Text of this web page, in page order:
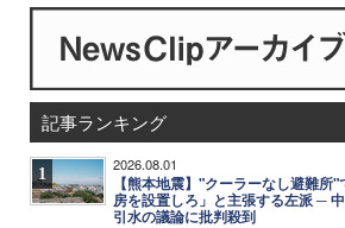
記事ランキング
1 2026.08.01
【熊本地震】"クーラーなし避難所
房を設置しろ」と主張する左派 ─
引水の議論に批判殺到